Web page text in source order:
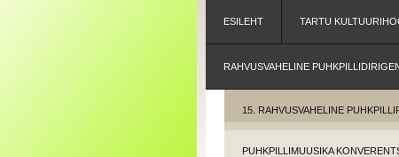
ESILEHT TARTU
RAHVUSVAHELINE
15. RAHVUSVAHELINE
PUHKPILLIMUUSIKA